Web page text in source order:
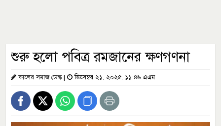
শুরু হলো পবিত্র রমজানের ক্ষণগণনা
কালের সমাজ ডেস্ক| ডিসেম্বর ২১, ২০২৫, ১১:৪৬ এএম